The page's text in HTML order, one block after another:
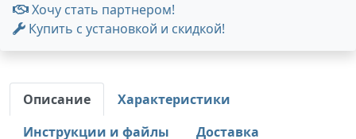
Хочу стать партнером!
Купить с установкой и скидкой!
Описание
Характеристики
Инструкции и файлы
Доставка